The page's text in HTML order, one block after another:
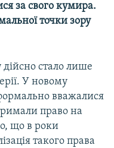
за свого кумира.
точки зору
стало лише
У новому
вважалися
право на
що в роки
такого права